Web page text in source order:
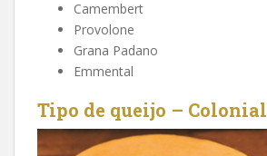
Camembert
Provolone
Grana Padano
Emmental
Tipo de queijo – Colonial